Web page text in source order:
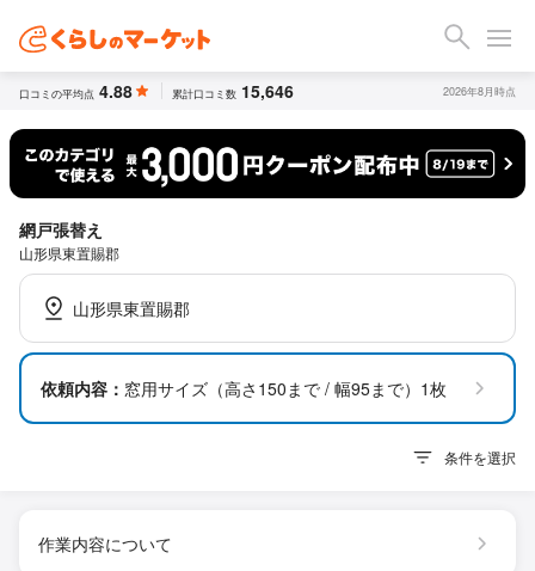
口コミの平均点 4.88 累計口コミ数 15,646 2026年8月時点
網戸張替え
山形県東置賜郡
山形県東置賜郡
依頼内容： 窓用サイズ（高さ150まで / 幅95まで）1枚
条件を選択
作業内容について